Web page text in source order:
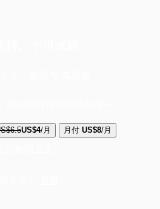
US$4/月 月付 US$8/月